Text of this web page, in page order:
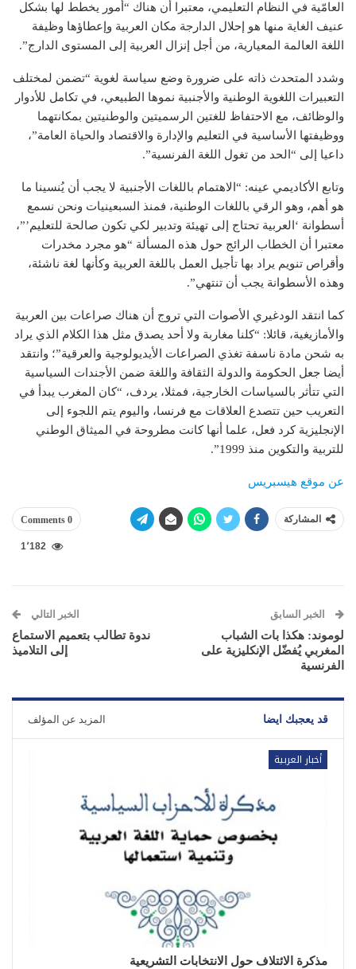
العامّية في النظام التعليمي، معتبرا أن هناك “أمور يخطط لها بشكل
عنيف الغاية منها هو إحلال الدارجة مكان العربية وإعطاؤها وظيفة
اللغة العالمة المعيارية، من أجل إنزال العربية إلى المستوى الدارج”.
وشدد المتحدث ذاته على ضرورة وضع سياسة لغوية “تضمن لمختلف
التعبيرات اللغوية الوطنية والأجنبية نموها الطبيعي، في تكامل للأدوار
والوظائف، مع الاحتفاظ للغتين الرسميتين والوطنيتين بمكانتهما
ووظيفتها الأساسية في التعليم والإدارة والاقتصاد والحياة العامة”،
داعيا إلى “الحد من تغول اللغة الفرنسية”.
وتابع الأكاديمي عينه: “الاهتمام باللغات الأجنبية لا يجب أن يُنسينا ما
هو أهم، وهو الرقي باللغات الوطنية، فمنذ السبعينيات ونحن نسمع
أسطوانة ‘العربية تحتاج إلى تهيئة وتدبير لكي تكون صالحة للتعليم’”،
معتبرا أن الخطاب الرائج حول هذه المسألة “هو مجرد مخدرات
وأقراص تنويم يراد بها تأجيل العمل باللغة العربية وكأنها لغة ناشئة،
وهذه الأسطوانة يجب أن تنتهي”.
كما انتقد الودغيري الأصوات التي تروج أن هناك صراعات بين العربية
والأمازيغية، قائلا: “كلنا مغاربة ولا أحد يصدق مثل هذا الكلام الذي يراد
به شحن مادة ناسفة تغذي الصراعات الأيديولوجية والعرقية”؛ وانتقد
أيضا جعل الحكومة والدولة الثقافة واللغة ضمن الأجندات السياسية
التي تتأثر بالسياسات الخارجية، فمثلا، يردف، “كان المغرب يبدأ في
التعريب حين تتصدع العلاقات مع فرنسا، واليوم يتم اللجوء إلى
الإنجليزية كرد فعل، علما أنها كانت مطروحة في الميثاق الوطني
للتربية والتكوين منذ 1999”.
عن موقع هيسبريس
المشاركة 0 Comments
1٬182
الخبر السابق
لوموند: هكذا بات الشباب
المغربي يُفضّل الإنكليزية على
الفرنسية
الخبر التالي
ندوة تطالب بتعميم الاستماع
إلى التلاميذ
قد يعجبك ايضا المزيد عن المؤلف
أخبار العربية
مذكرة الائتلاف حول الانتخابات التشريعية